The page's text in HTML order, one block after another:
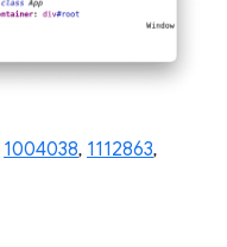
1004038, 1112863,